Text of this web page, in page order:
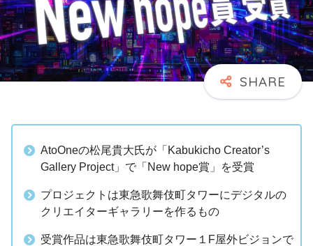
AtoOneの松尾貴大氏が「Kabukicho Creator’s
Gallery Project」で「New hope賞」を受賞
プロジェクトは東急歌舞伎町タワーにデジタルの
クリエイターギャラリーを作るもの
受賞作品は東急歌舞伎町タワー１F屋外ビジョンで